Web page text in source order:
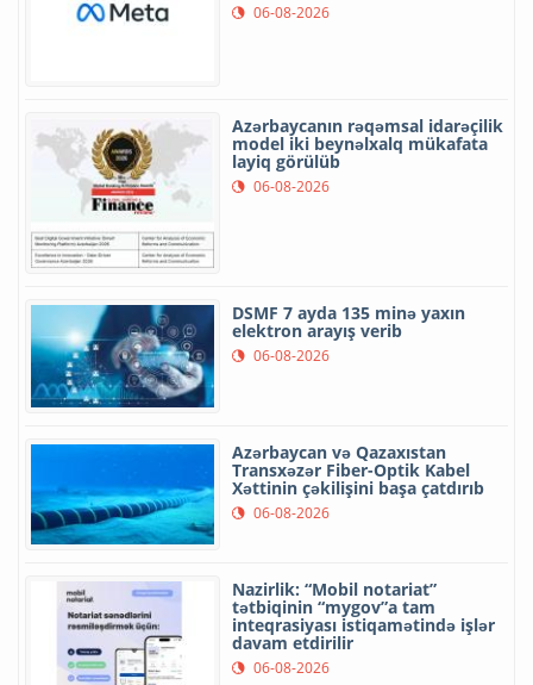
06-08-2026
Azərbaycanın rəqəmsal idarəçilik
model iki beynəlxalq mükafata
layiq görülüb
06-08-2026
DSMF 7 ayda 135 minə yaxın
elektron arayış verib
06-08-2026
Azərbaycan və Qazaxıstan
Transxəzər Fiber-Optik Kabel
Xəttinin çəkilişini başa çatdırıb
06-08-2026
Nazirlik: “Mobil notariat”
tətbiqinin “mygov”a tam
inteqrasiyası istiqamətində işlər
davam etdirilir
06-08-2026